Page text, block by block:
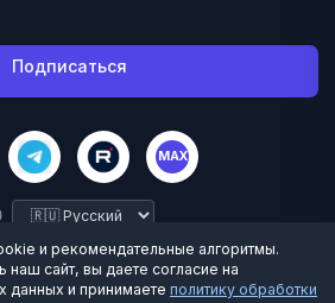
Подписаться
MAX
Вояж. Все права защищены.
и рекомендательные алгоритмы.
наш сайт, вы даете согласие на
данных и принимаете политику обработки